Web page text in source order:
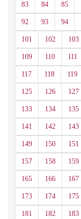
83 84 85
92 93 94
101 102 103
109 110 111
117 118 119
125 126 127
133 134 135
141 142 143
149 150 151
157 158 159
165 166 167
173 174 175
181 182 183